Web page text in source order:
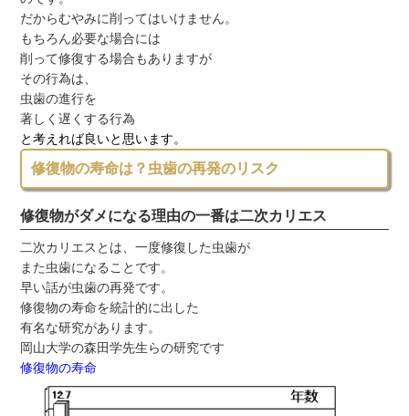
だからむやみに削ってはいけません。
もちろん必要な場合には
削って修復する場合もありますが
その行為は、
虫歯の進行を
著しく遅くする行為
と考えれば良いと思います。
修復物の寿命は？虫歯の再発のリスク
修復物がダメになる理由の一番は二次カリエス
二次カリエスとは、一度修復した虫歯が
また虫歯になることです。
早い話が虫歯の再発です。
修復物の寿命を統計的に出した
有名な研究があります。
岡山大学の森田学先生らの研究です
修復物の寿命